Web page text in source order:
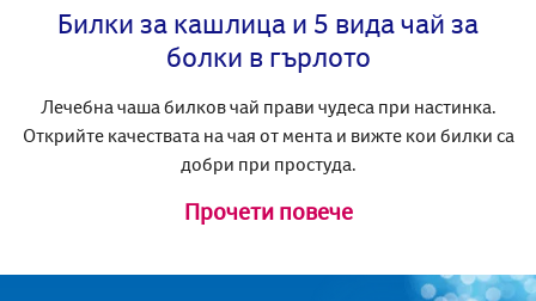
Билки за кашлица и 5 вида чай за
болки в гърлото
Лечебна чаша билков чай прави чудеса при настинка.
Открийте качествата на чая от мента и вижте кои билки са
добри при простуда.
Прочети повече